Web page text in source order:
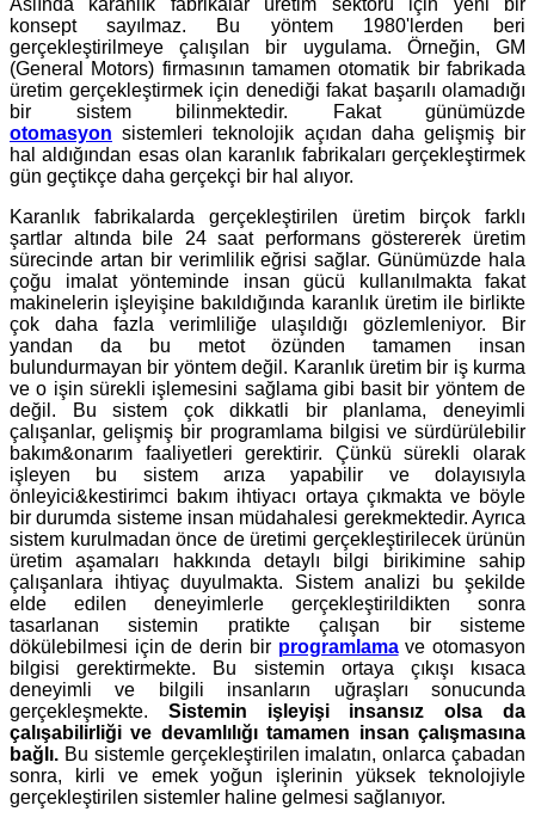
Aslında karanlık fabrikalar üretim sektörü için yeni bir
konsept sayılmaz. Bu yöntem 1980'lerden beri
gerçekleştirilmeye çalışılan bir uygulama. Örneğin, GM
(General Motors) firmasının tamamen otomatik bir fabrikada
üretim gerçekleştirmek için denediği fakat başarılı olamadığı
bir sistem bilinmektedir. Fakat günümüzde
otomasyon sistemleri teknolojik açıdan daha gelişmiş bir
hal aldığından esas olan karanlık fabrikaları gerçekleştirmek
gün geçtikçe daha gerçekçi bir hal alıyor.
Karanlık fabrikalarda gerçekleştirilen üretim birçok farklı
şartlar altında bile 24 saat performans göstererek üretim
sürecinde artan bir verimlilik eğrisi sağlar. Günümüzde hala
çoğu imalat yönteminde insan gücü kullanılmakta fakat
makinelerin işleyişine bakıldığında karanlık üretim ile birlikte
çok daha fazla verimliliğe ulaşıldığı gözlemleniyor. Bir
yandan da bu metot özünden tamamen insan
bulundurmayan bir yöntem değil. Karanlık üretim bir iş kurma
ve o işin sürekli işlemesini sağlama gibi basit bir yöntem de
değil. Bu sistem çok dikkatli bir planlama, deneyimli
çalışanlar, gelişmiş bir programlama bilgisi ve sürdürülebilir
bakım&onarım faaliyetleri gerektirir. Çünkü sürekli olarak
işleyen bu sistem arıza yapabilir ve dolayısıyla
önleyici&kestirimci bakım ihtiyacı ortaya çıkmakta ve böyle
bir durumda sisteme insan müdahalesi gerekmektedir. Ayrıca
sistem kurulmadan önce de üretimi gerçekleştirilecek ürünün
üretim aşamaları hakkında detaylı bilgi birikimine sahip
çalışanlara ihtiyaç duyulmakta. Sistem analizi bu şekilde
elde edilen deneyimlerle gerçekleştirildikten sonra
tasarlanan sistemin pratikte çalışan bir sisteme
dökülebilmesi için de derin bir programlamave otomasyon
bilgisi gerektirmekte. Bu sistemin ortaya çıkışı kısaca
deneyimli ve bilgili insanların uğraşları sonucunda
gerçekleşmekte. Sistemin işleyişi insansız olsa da
çalışabilirliği ve devamlılığı tamamen insan çalışmasına
bağlı. Bu sistemle gerçekleştirilen imalatın, onlarca çabadan
sonra, kirli ve emek yoğun işlerinin yüksek teknolojiyle
gerçekleştirilen sistemler haline gelmesi sağlanıyor.